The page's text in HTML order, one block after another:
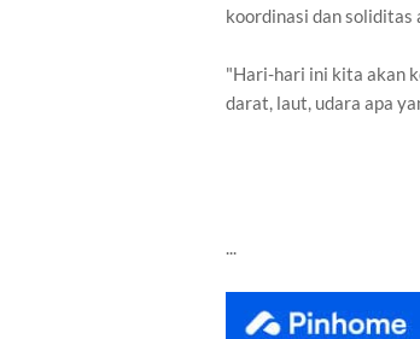
koordinasi dan soliditas
"Hari-hari ini kita akan
darat, laut, udara apa